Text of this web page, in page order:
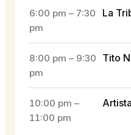
6:00 pm – 7:30
pm
La
8:00 pm – 9:30
pm
Tito
10:00 pm –
11:00 pm